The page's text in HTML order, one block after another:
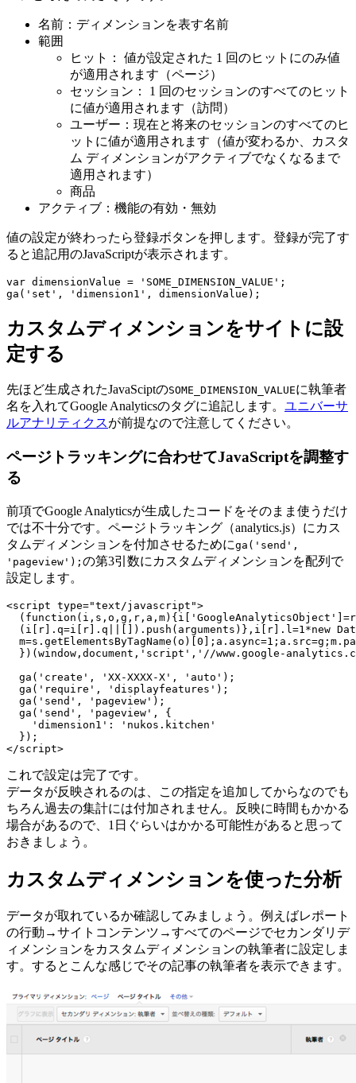
名前：ディメンションを表す名前
範囲
ヒット： 値が設定された 1 回のヒットにのみ値
が適用されます（ページ）
セッション： 1 回のセッションのすべてのヒット
に値が適用されます（訪問）
ユーザー：現在と将来のセッションのすべてのヒ
ットに値が適用されます（値が変わるか、カスタ
ム ディメンションがアクティブでなくなるまで
適用されます）
商品
アクティブ：機能の有効・無効
値の設定が終わったら登録ボタンを押します。登録が完了す
ると追記用のJavaScriptが表示されます。
var dimensionValue = 'SOME_DIMENSION_VALUE' ;
ga ( 'set' , 'dimension1' , dimensionValue );
カスタムディメンションをサイトに設
定する
先ほど生成されたJavaSciptのSOME_DIMENSION_VALUEに執筆者
名を入れてGoogle Analyticsのタグに追記します。 ユニバーサ
ルアナリティクスが前提なので注意してください。
ページトラッキングに合わせてJavaScriptを調整す
る
前項でGoogle Analyticsが生成したコードをそのまま使うだけ
では不十分です。ページトラッキング（analytics.js）にカス
タムディメンションを付加させるためにga('send',
'pageview'); の第3引数にカスタムディメンションを配列で
設定します。
<script type="text/javascript">
( function ( i , s , o , g , r , a , m){ i 'GoogleAnalyticsObject' =r
( i r ]. q=i r ]. q []). push ( arguments )}, i r ]. l =1 *new
m=s . getElementsByTagName ( o )[ 0 ]; a . async=1 ; a . src=g ; m .
})( window , document , 'script' , '//www.google-
ga ( 'create' , 'XX-XXXX-X' , 'auto' );
ga ( 'require' , 'displayfeatures' );
ga ( 'send' , 'pageview' );
ga ( 'send' , 'pageview' ,
{
'dimension1' :
'nukos.kitchen'
});
</script>
これで設定は完了です。
データが反映されるのは、この指定を追加してからなのでも
ちろん過去の集計には付加されません。反映に時間もかかる
場合があるので、1日ぐらいはかかる可能性があると思って
おきましょう。
カスタムディメンションを使った分析
データが取れているか確認してみましょう。例えばレポート
の行動→サイトコンテンツ→すべてのページでセカンダリデ
ィメンションをカスタムディメンションの執筆者に設定しま
す。するとこんな感じでその記事の執筆者を表示できます。